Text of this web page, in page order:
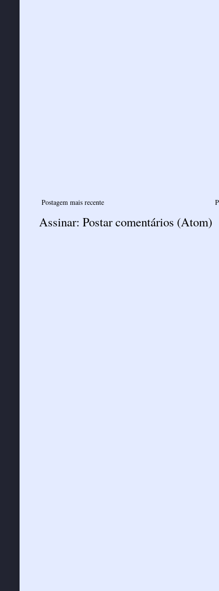
Postagem mais recente
Assinar: Postar comentários (Atom)